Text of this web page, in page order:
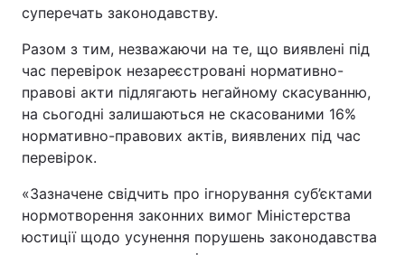
суперечать законодавству.
Разом з тим, незважаючи на те, що виявлені під
час перевірок незареєстровані нормативно-
правові акти підлягають негайному скасуванню,
на сьогодні залишаються не скасованими 16%
нормативно-правових актів, виявлених під час
перевірок.
«Зазначене свідчить про ігнорування суб’єктами
нормотворення законних вимог Міністерства
юстиції щодо усунення порушень законодавства